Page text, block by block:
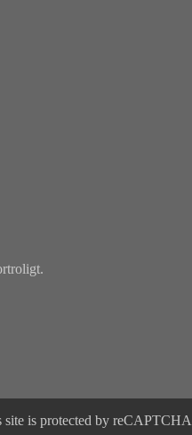
is protected by